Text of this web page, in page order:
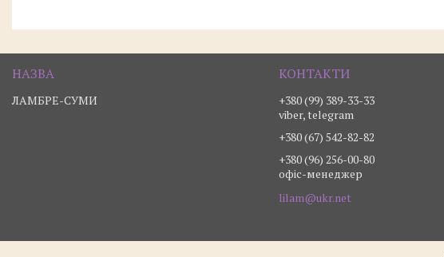
ЛАМБРЕ-СУМИ
+380 (99) 389-33-33
viber, telegram
+380 (67) 542-82-82
+380 (96) 256-00-80
офіс-менеджер
lilam@ukr.net